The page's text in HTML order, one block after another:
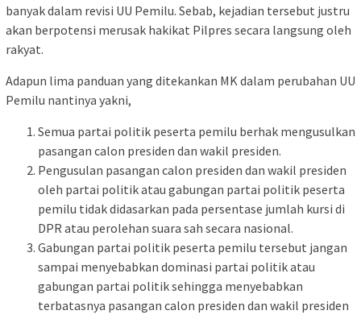
banyak dalam revisi UU Pemilu. Sebab, kejadian tersebut justru
akan berpotensi merusak hakikat Pilpres secara langsung oleh
rakyat.
Adapun lima panduan yang ditekankan MK dalam perubahan UU
Pemilu nantinya yakni,
Semua partai politik peserta pemilu berhak mengusulkan
pasangan calon presiden dan wakil presiden.
Pengusulan pasangan calon presiden dan wakil presiden
oleh partai politik atau gabungan partai politik peserta
pemilu tidak didasarkan pada persentase jumlah kursi di
DPR atau perolehan suara sah secara nasional.
Gabungan partai politik peserta pemilu tersebut jangan
sampai menyebabkan dominasi partai politik atau
gabungan partai politik sehingga menyebabkan
terbatasnya pasangan calon presiden dan wakil presiden